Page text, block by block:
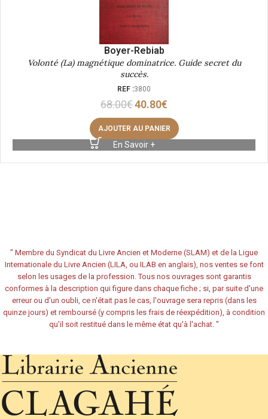
Boyer-Rebiab
Volonté (La) magnétique dominatrice. Guide secret du
succès.
REF :3800
68.00€40.80€
AJOUTER AU PANIER
En Savoir +
" Membre du Syndicat du Livre Ancien et Moderne (SLAM) et de la Ligue
Internationale du Livre Ancien (LILA, ou ILAB en anglais), nos ventes se font
selon les usages de la profession. Tous nos ouvrages sont garantis
conformes à la description qui figure dans chaque fiche ; si, par suite d'une
erreur ou d'un oubli, ce n'était pas le cas, l'ouvrage sera repris (dans les
quinze jours) et remboursé (y compris les frais de réexpédition), à condition
qu'il soit restitué dans le même état qu'à l'achat. "